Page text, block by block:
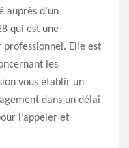
auprès d’un
qui est une
professionnel. Elle est
les
vous établir un
dans un délai
l’appeler et